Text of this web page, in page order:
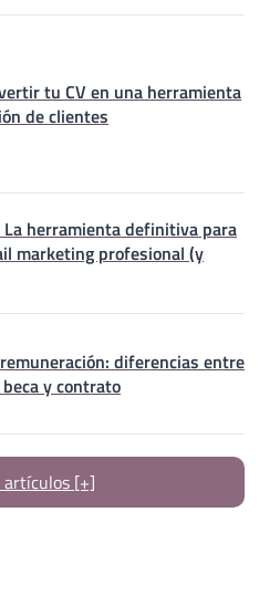
tu CV en una herramienta
de clientes
herramienta definitiva para
marketing profesional (y
diferencias entre
y contrato
artículos [+]